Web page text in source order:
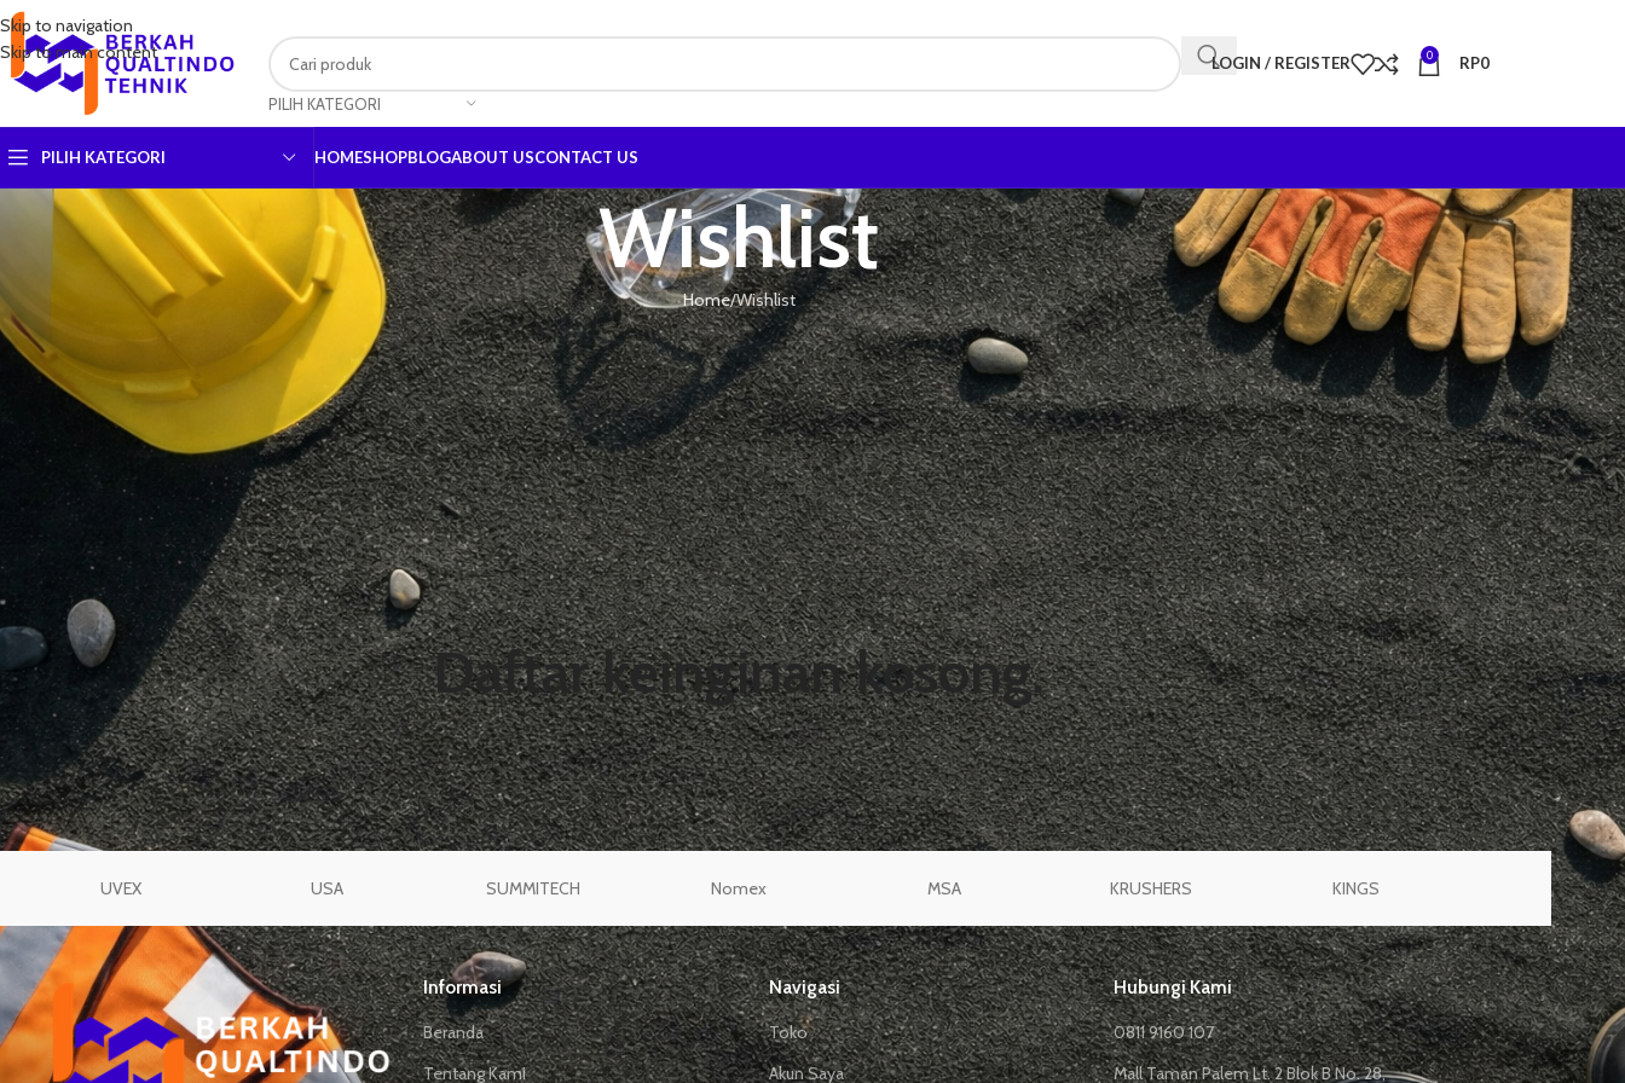
Skip to navigation
Skip to main content
PILIH KATEGORI
LOGIN / REGISTER 0 RP0
PILIH KATEGORI HOMESHOPBLOGABOUT USCONTACT US
Wishlist
Home Wishlist
Daftar keinginan kosong.
Anda belum memiliki produk apa pun di daftar keinginan. Anda akan menemukan
banyak produk menarik di halaman "Toko" kami.
KEMBALI KE TOKO
UVEX USA SUMMITECH Nomex MSA KRUSHERS KINGS JOGGER
Informasi
Beranda
Tentang Kami
Navigasi
Toko
Akun Saya
Hubungi Kami
0811 9160 107
Mall Taman Palem Lt. 2 Blok B No. 28,